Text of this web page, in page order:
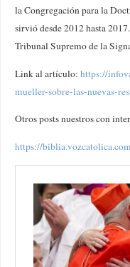
la Congregación para la
sirvió desde 2012 hasta
Tribunal Supremo de la
Link al artículo:https://
mueller-sobre-las-nuevas-
Otros posts nuestros con
https://